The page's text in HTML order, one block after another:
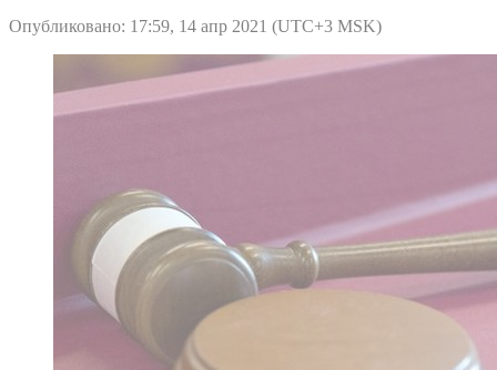
Опубликовано: 17:59, 14 апр 2021 (UTC+3 MSK)